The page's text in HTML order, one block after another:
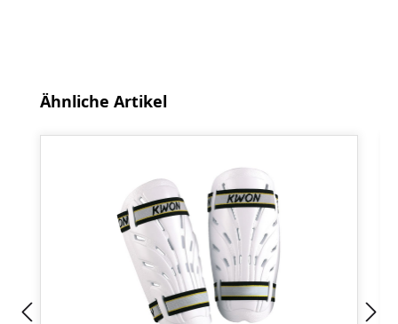
Produktgalerie überspringen
Ähnliche Artikel